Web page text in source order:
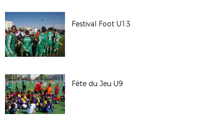
Festival Foot U13
Fête du Jeu U9